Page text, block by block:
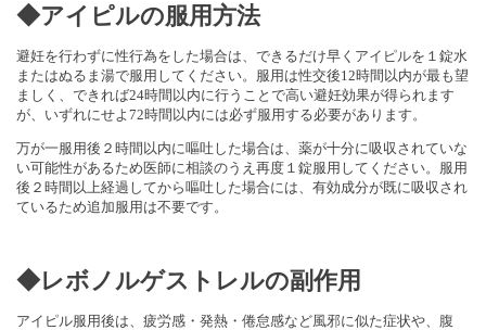
◆アイピルの服用方法
避妊を行わずに性行為をした場合は、 できるだけ早くアイピルを１錠水
またはぬるま湯で服用してくださ い。服用は性交後12時間以内が最も望
ましく、 できれば24時間以内に行うことで高い避妊効果が得られます
が、 いずれにせよ72時間以内には必ず服用する必要があります。
万が一服用後２時間以内に嘔吐した場合は、 薬が十分に吸収されていな
い可能性があるため医師に相談のうえ再度１錠服用してください。 服用
後２時間以上経過してから嘔吐した場合には、 有効成分が既に吸収され
ているため追加服用は不要です。
◆レボノルゲストレルの副作用
アイピル服用後は、疲労感・発熱・倦怠感など風邪に似た症状や、腹